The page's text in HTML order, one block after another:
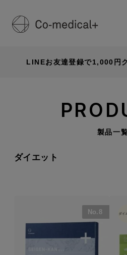
LINEお友達登録で1,000円
製品一
ダイエット
No.8